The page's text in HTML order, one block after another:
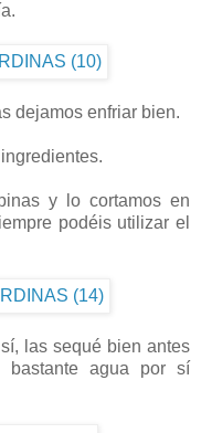
dejamos enfriar bien.
y lo cortamos en
podéis utilizar el
las sequé bien antes
bastante agua por sí